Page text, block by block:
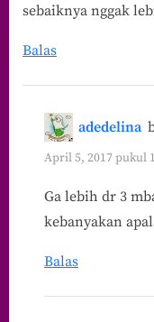
sebaiknya nggak
Balas
adedelina
April 5, 2017 pukul
Ga lebih dr 3
kebanyakan
Balas